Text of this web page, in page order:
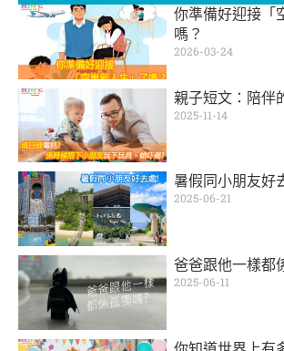
你準備好迎接「
嗎？
2026-03-24
親子短文：陪伴
2025-11-14
暑假同小朋友好
2025-06-21
爸爸跟他一樣都
2025-06-11